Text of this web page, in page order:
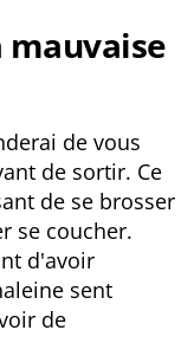
de vous
de sortir. Ce
de se brosser
se coucher.
d'avoir
sent
de